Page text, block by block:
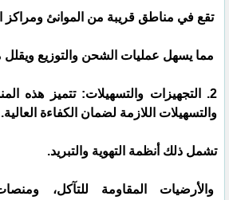
تقع في مناطق قريبة من الموانئ ومراكز
مما يسهل عمليات الشحن والتوزيع ويقلل
2. التجهيزات والتسهيلات: تتميز هذه
والتسهيلات اللازمة لضمان الكفاءة العالية.
تشمل ذلك أنظمة التهوية والتبريد.
والأرضيات المقاومة للتآكل،